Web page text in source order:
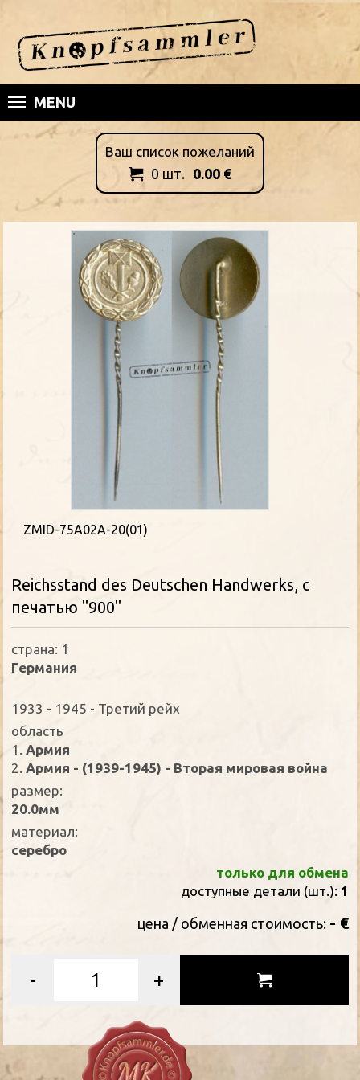
MENU
Ваш список пожеланий
 0 шт. 0.00 €
ZMID-75A02A-20(01)
Reichsstand des Deutschen Handwerks, с
печатью "900"
страна: 1
Германия
1933 - 1945 - Третий рейх
oбласть
1. Армия
2. Армия - (1939-1945) - Вторая мировая война
размер:
20.0мм
материал:
серебро
только для обмена
доступные детали (шт.): 1
цена / oбменная стоимость: - €
- +